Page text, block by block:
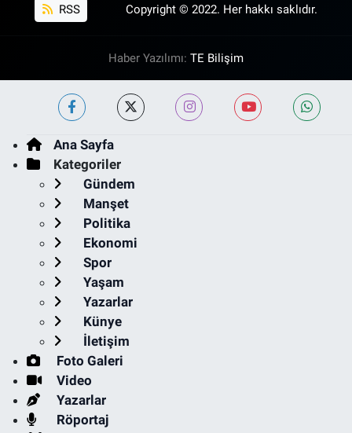
RSS Copyright © 2022. Her hakkı saklıdır.
Haber Yazılımı: TE Bilişim
Ana Sayfa
Kategoriler
Gündem
Manşet
Politika
Ekonomi
Spor
Yaşam
Yazarlar
Künye
İletişim
Foto Galeri
Video
Yazarlar
Röportaj